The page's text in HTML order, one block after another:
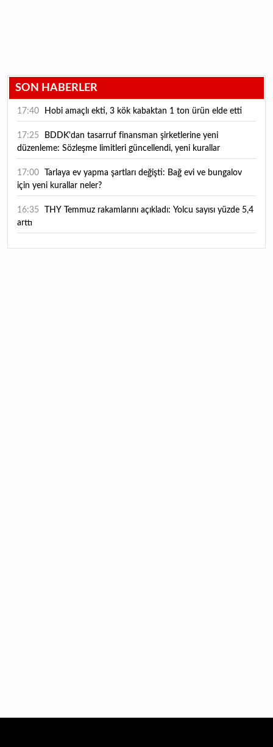
SON HABERLER
17:40 Hobi amaçlı ekti, 3 kök kabaktan 1 ton ürün elde etti
17:25
düzenleme: Sözleşme limitleri güncellendi, yeni kurallar
yürürlüğe girdi
17:00
için yeni kurallar neler?
16:35
arttı
16:27 Piyasaların beklediği veri geldi: ABD tarım dışı istihdam